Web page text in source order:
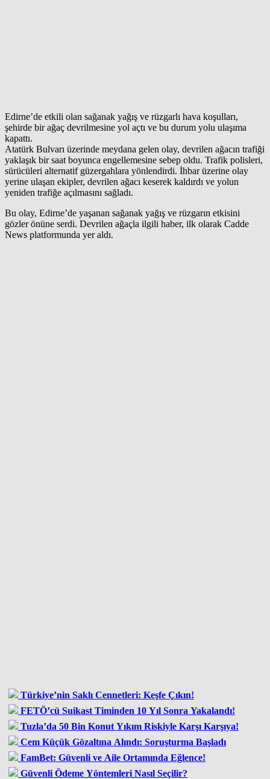
Edirne’de etkili olan sağanak yağış ve rüzgarlı hava koşulları,
şehirde bir ağaç devrilmesine yol açtı ve bu durum yolu ulaşıma
kapattı.
Atatürk Bulvarı üzerinde meydana gelen olay, devrilen ağacın trafiği
yaklaşık bir saat boyunca engellemesine sebep oldu. Trafik polisleri,
sürücüleri alternatif güzergahlara yönlendirdi. İhbar üzerine olay
yerine ulaşan ekipler, devrilen ağacı keserek kaldırdı ve yolun
yeniden trafiğe açılmasını sağladı.
Bu olay, Edirne’de yaşanan sağanak yağış ve rüzgarın etkisini
gözler önüne serdi. Devrilen ağaçla ilgili haber, ilk olarak Cadde
News platformunda yer aldı.
Türkiye’nin Saklı Cennetleri: Keşfe Çıkın!
FETÖ’cü Suikast Timinden 10 Yıl Sonra Yakalandı!
Tuzla’da 50 Bin Konut Yıkım Riskiyle Karşı Karşıya!
Cem Küçük Gözaltına Alındı: Soruşturma Başladı
FamBet: Güvenli ve Aile Ortamında Eğlence!
Güvenli Ödeme Yöntemleri Nasıl Seçilir?